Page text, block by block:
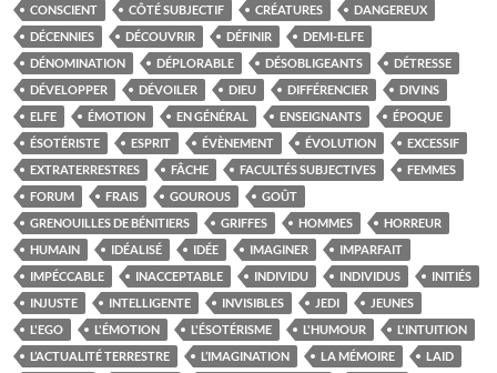
CONSCIENT
CÔTÉ SUBJECTIF CRÉATURES
DANGEREUX
DÉCENNIES
DÉCOUVRIR DÉFINIR
DEMI-ELFE
DÉNOMINATION
DÉPLORABLE DÉSOBLIGEANTS
DÉTRESSE
DÉVELOPPER
DÉVOILER DIEU DIFFÉRENCIER
DIVINS
ELFE
ÉMOTION EN GÉNÉRAL ENSEIGNANTS
ÉPOQUE
ÉSOTÉRISTE
ESPRIT ÉVÈNEMENT ÉVOLUTION
EXCESSIF
EXTRATERRESTRES
FÂCHE FACULTÉS SUBJECTIVES
FEMMES
FORUM
FRAIS GOUROUS
GOÛT
GRENOUILLES DE BÉNITIERS
GRIFFES HOMMES
HORREUR
HUMAIN
IDÉALISÉ IDÉE IMAGINER
IMPARFAIT
IMPÉCCABLE
INACCEPTABLE INDIVIDU INDIVIDUS
INITIÉS
INJUSTE
INTELLIGENTE INVISIBLES JEDI
JEUNES
L'EGO
L'ÉMOTION L'ÉSOTÉRISME L'HUMOUR
L'INTUITION
L’ACTUALITÉ TERRESTRE
L’IMAGINATION LA MÉMOIRE
LAID